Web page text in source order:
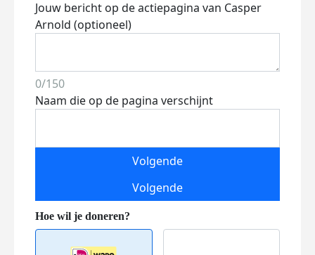
Jouw bericht op de actiepagina van Casper
Arnold (optioneel)
0/150
Naam die op de pagina verschijnt
Volgende
Volgende